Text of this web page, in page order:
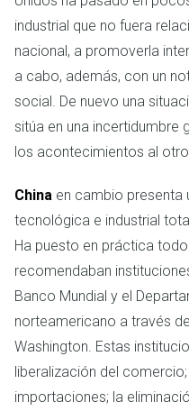
industrial que no fuera
nacional, a promoverla
a cabo, además, con un
social. De nuevo una
sitúa en una incertidumbre
los acontecimientos al
China en cambio presenta
tecnológica e industrial
Ha puesto en práctica
recomendaban
Banco Mundial y el
norteamericano a través
Washington. Estas
liberalización del
importaciones; la